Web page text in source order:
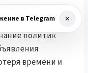
политик
времени и
в Telegram